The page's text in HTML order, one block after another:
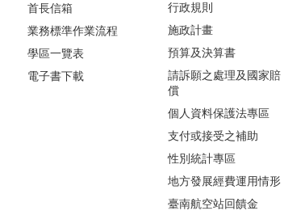
首長信箱
業務標準作業流程
學區一覽表
電子書下載
行政規則
施政計畫
預算及決算書
請訴願之處理及國家賠
償
個人資料保護法專區
支付或接受之補助
性別統計專區
地方發展經費運用情形
臺南航空站回饋金